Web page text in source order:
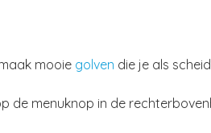
mooie golven die je als
de menuknop in de